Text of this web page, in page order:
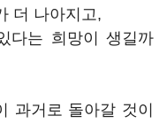
더 나아지고,
다는 희망이 생길까
과거로 돌아갈 것이